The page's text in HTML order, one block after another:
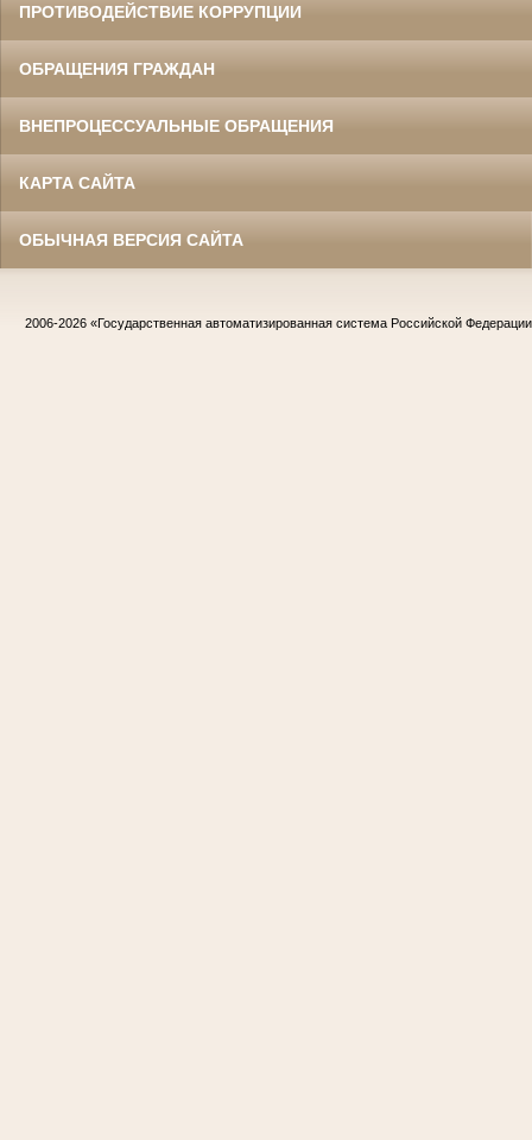
ПРОТИВОДЕЙСТВИЕ КОРРУПЦИИ
ОБРАЩЕНИЯ ГРАЖДАН
ВНЕПРОЦЕССУАЛЬНЫЕ ОБРАЩЕНИЯ
КАРТА САЙТА
ОБЫЧНАЯ ВЕРСИЯ САЙТА
2006-2026 «Государственная автоматизированная система Российской